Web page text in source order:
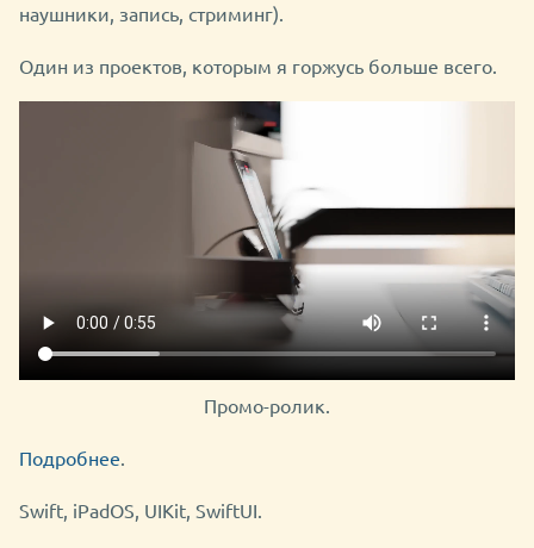
наушники, запись, стриминг).
Один из проектов, которым я горжусь больше всего.
Промо-ролик.
Подробнее.
Swift, iPadOS, UIKit, SwiftUI.